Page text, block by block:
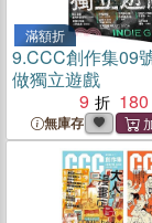
滿額折
9.CCC創作集09
做獨立遊戲
9
180
無庫存